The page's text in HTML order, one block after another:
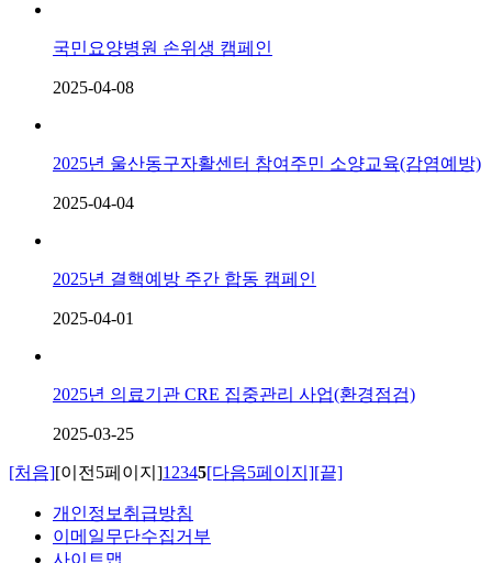
국민요양병원 손위생 캠페인
2025-04-08
2025년 울산동구자활센터 참여주민 소양교육(감염예방)
2025-04-04
2025년 결핵예방 주간 합동 캠페인
2025-04-01
2025년 의료기관 CRE 집중관리 사업(환경점검)
2025-03-25
[처음][이전5페이지]1 2345[다음5페이지][끝]
개인정보취급방침
이메일무단수집거부
사이트맵